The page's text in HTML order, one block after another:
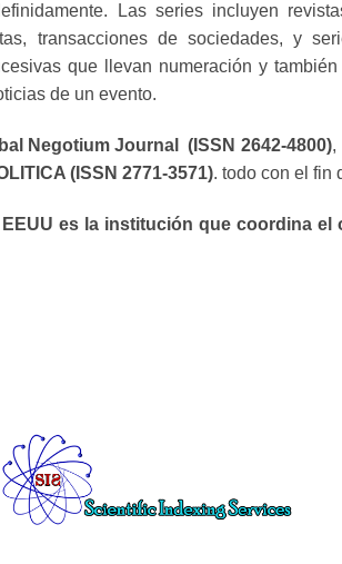
Las series incluyen
transacciones de sociedades, y
que llevan numeración y
de un evento.
Negotium Journal (ISSN 2642-4800),
(ISSN 2771-3571). todo con el fin
es la institución que coordina